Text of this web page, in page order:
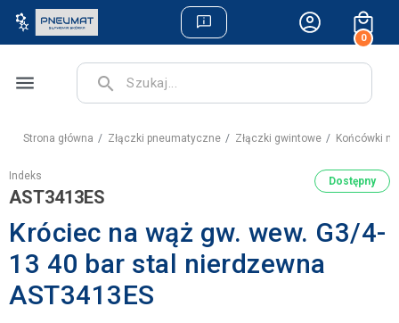
0
menu search
Strona główna Złączki pneumatyczne Złączki gwintowe Końcówki
Indeks
AST3413ES
Dostępny
Króciec na wąż gw. wew. G3/4-
13 40 bar stal nierdzewna
AST3413ES